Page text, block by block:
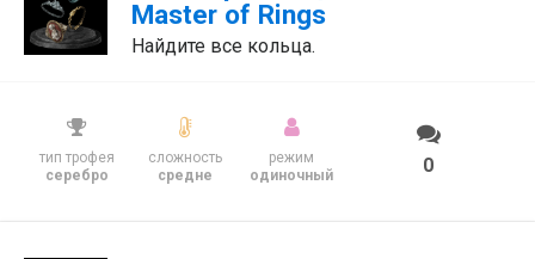
Master of Rings
Найдите все кольца.
тип трофея
серебро
сложность
средне
режим
одиночный
0